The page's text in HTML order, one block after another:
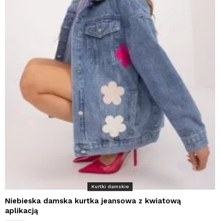
Kurtki damskie
Niebieska damska kurtka jeansowa z kwiatową
aplikacją